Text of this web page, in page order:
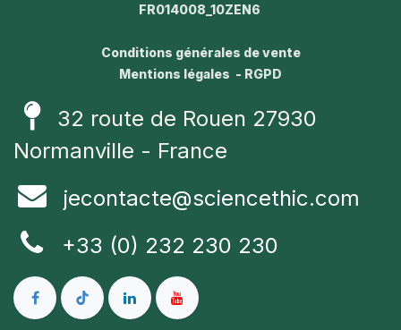
FR014008_10ZEN6
Conditions générales de vente
Mentions légales - RGPD
32 route de Rouen 27930
Normanville - France
jecontacte@sciencethic.com
+33 (0) 232 230 230